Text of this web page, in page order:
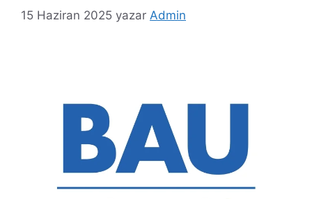
15 Haziran 2025 yazar Admin